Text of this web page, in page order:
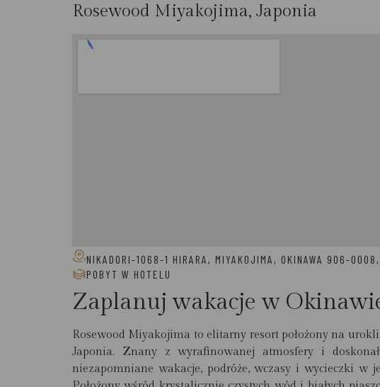
Rosewood Miyakojima, Japonia
NIKADORI-1068-1 HIRARA, MIYAKOJIMA, OKINAWA 906-
POBYT W HOTELU
Zaplanuj wakacje w
Rosewood Miyakojima to elitarny resort położony na
Japonia. Znany z wyrafinowanej atmosfery i
niezapomniane wakacje, podróże, wczasy i wycieczki w